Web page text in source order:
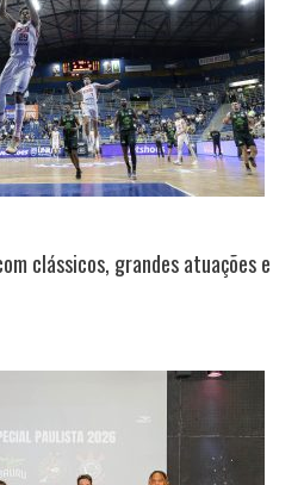
clássicos, grandes atuações e